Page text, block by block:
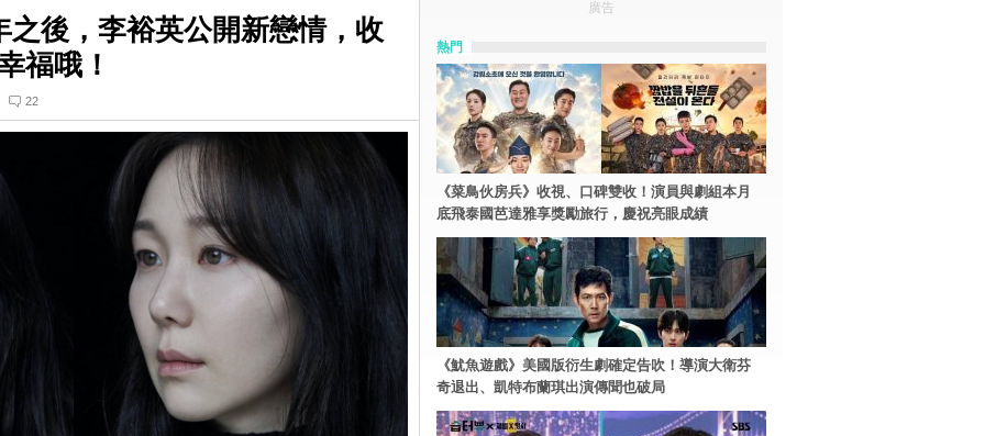
後，李裕英公開新戀情，收
福哦！
22
廣告
熱門
《菜鳥伙房兵》收視、口碑雙收！演員與劇組本月
底飛泰國芭達雅享獎勵旅行，慶祝亮眼成績
《魷魚遊戲》美國版衍生劇確定告吹！導演大衛芬
奇退出、凱特布蘭琪出演傳聞也破局